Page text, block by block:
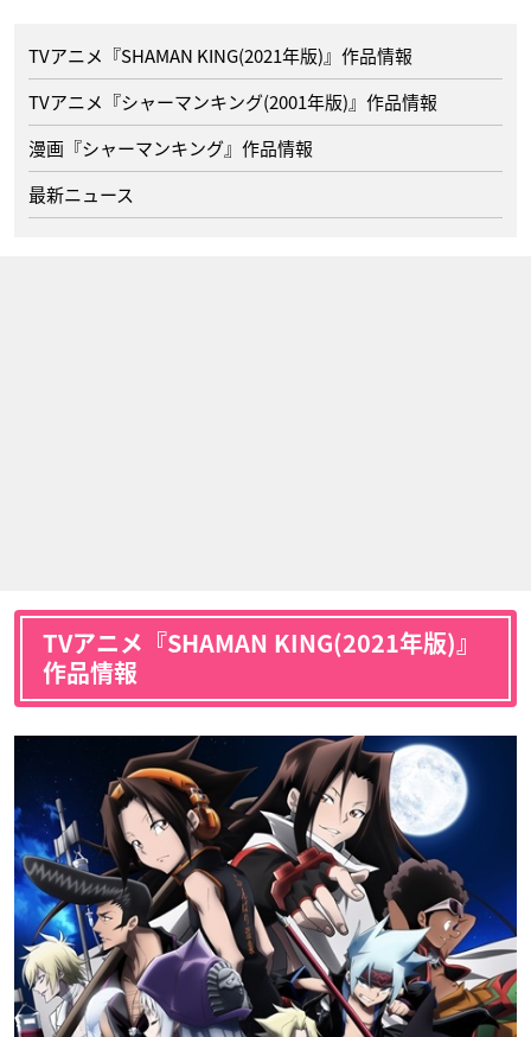
TVアニメ『SHAMAN KING(2021年版)』作品情報
TVアニメ『シャーマンキング(2001年版)』作品情報
漫画『シャーマンキング』作品情報
最新ニュース
TVアニメ『SHAMAN KING(2021年版)』
作品情報